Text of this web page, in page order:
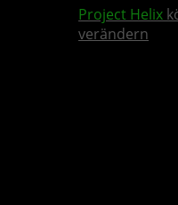
Project Helix
verändern